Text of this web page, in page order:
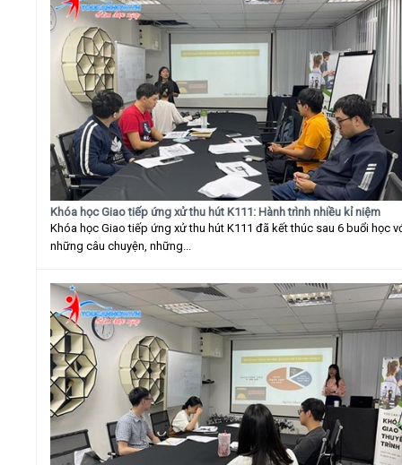
Khóa học Giao tiếp ứng xử thu hút K111: Hành trình nhiều kỉ niệm
Khóa học Giao tiếp ứng xử thu hút K111 đã kết thúc sau 6 buổi học
những câu chuyện, những...